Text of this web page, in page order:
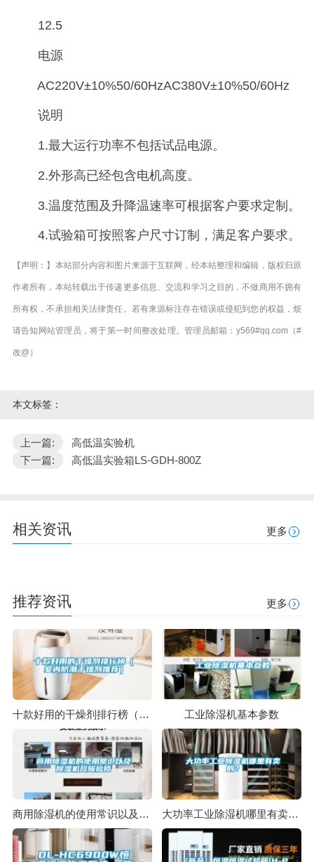
12.5
电源
AC220V±10%50/60HzAC380V±10%50/60Hz
说明
1.最大运行功率不包括试品电源。
2.外形高已经包含电机高度。
3.温度范围及升降温速率可根据客户要求定制。
4.试验箱可按照客户尺寸订制，满足客户要求。
【声明：】本站部分内容和图片来源于互联网，经本站整理和编辑，版权归原
作者所有，本站转载出于传递更多信息、交流和学习之目的，不做商用不拥有
所有权，不承担相关法律责任。若有来源标注存在错误或侵犯到您的权益，烦
请告知网站管理员，将于第一时间整改处理。管理员邮箱：y569#qq.com（#
改@）
本文标签：
上一篇:
高低温实验机
下一篇:
高低温实验箱LS-GDH-800Z
相关资讯 更多
推荐资讯 更多
十款好用的干燥剂排行榜（室内防潮干燥剂推荐） 工业除湿机基本参数
商用除湿机的使用常识以及除湿机故障检修 大功率工业除湿机哪里有卖的？